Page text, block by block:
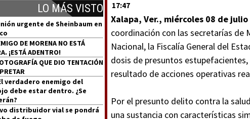
LO MÁS VISTO
urgente de Sheinbaum en
DE MORENA NO ESTÁ
¡ESTÁ ADENTRO!
QUE DIO TENTACIÓN
verdadero enemigo del
debe estar dentro. ¿Se
distribuidor vial se pondrá
17:47
Xalapa, Ver., miércoles 08 de
coordinación con las secretarías de
Nacional, la Fiscalía General del
dosis de presuntos
resultado de acciones operativas
Por el presunto delito contra la
una sustancia con características